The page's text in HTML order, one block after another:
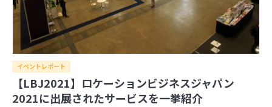
1
実際の大きさはこんなに違う！『The True Size
Of …』で世界の国を比較しよう
2
行機を調べてみよう
イベントレポート
【LBJ2021】ロケーションビジネスジャパン
2021に出展されたサービスを一挙紹介